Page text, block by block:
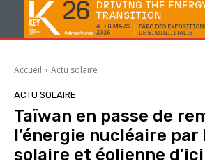
Accueil Actu solaire
ACTU SOLAIRE
Taïwan en passe de
l’énergie nucléaire par
solaire et éolienne